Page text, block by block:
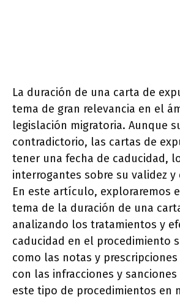
La duración de una carta de
tema de gran relevancia en el
legislación migratoria. Aunque
contradictorio, las cartas de
tener una fecha de caducidad,
interrogantes sobre su validez
En este artículo, exploraremos
tema de la duración de una
analizando los tratamientos y
caducidad en el procedimiento
como las notas y
con las infracciones y
este tipo de procedimientos en